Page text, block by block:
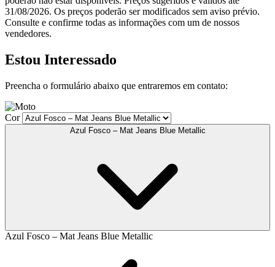
31/08/2026. Os preços poderão ser modificados sem aviso prévio.
Consulte e confirme todas as informações com um de nossos
vendedores.
Estou Interessado
Preencha o formulário abaixo que entraremos em contato:
Cor
Azul Fosco – Mat Jeans Blue Metallic
Azul Fosco – Mat Jeans Blue Metallic